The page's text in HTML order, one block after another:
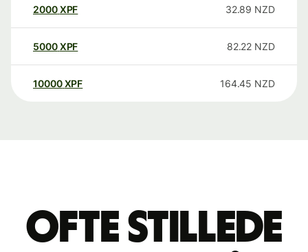
2000XPF 32.89 NZD
5000XPF 82.22 NZD
10000 XPF 164.45 NZD
Ofte stillede